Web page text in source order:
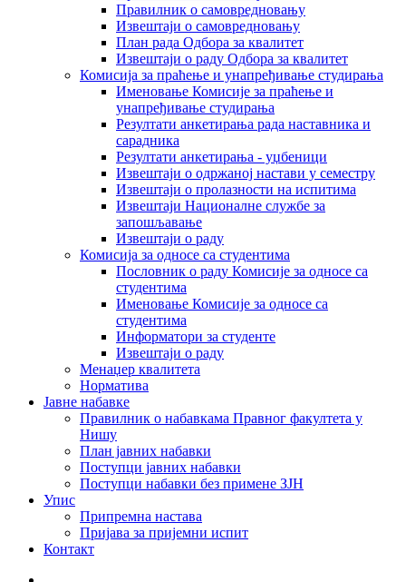
Правилник о самовредновању
Извештаји о самовредновању
План рада Одбора за квалитет
Извештаји о раду Одбора за квалитет
Комисија за праћење и унапређивање студирања
Именовање Комисије за праћење и
унапређивање студирања
Резултати анкетирања рада наставника и
сарадника
Резултати анкетирања - уџбеници
Извештаји о одржаној настави у семестру
Извештаји о пролазности на испитима
Извештаји Националне службе за
запошљавање
Извештаји о раду
Комисија за односе са студентима
Пословник о раду Комисије за односе са
студентима
Именовање Комисије за односе са
студентима
Информатори за студенте
Извештаји о раду
Менаџер квалитета
Норматива
Јавне набавке
Правилник о набавкама Правног факултета у
Нишу
План јавних набавки
Поступци јавних набавки
Поступци набавки без примене ЗЈН
Упис
Припремна настава
Пријава за пријемни испит
Контакт